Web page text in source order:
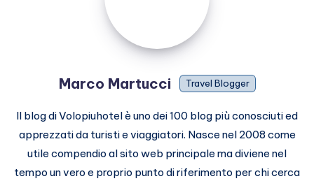
Marco Martucci Travel Blogger
Il blog di Volopiuhotel è uno dei 100 blog più conosciuti ed
apprezzati da turisti e viaggiatori. Nasce nel 2008 come
utile compendio al sito web principale ma diviene nel
tempo un vero e proprio punto di riferimento per chi cerca